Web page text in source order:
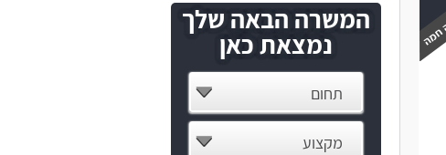
המשרה הבאה שלך
נמצאת כאן
תחום
מקצוע